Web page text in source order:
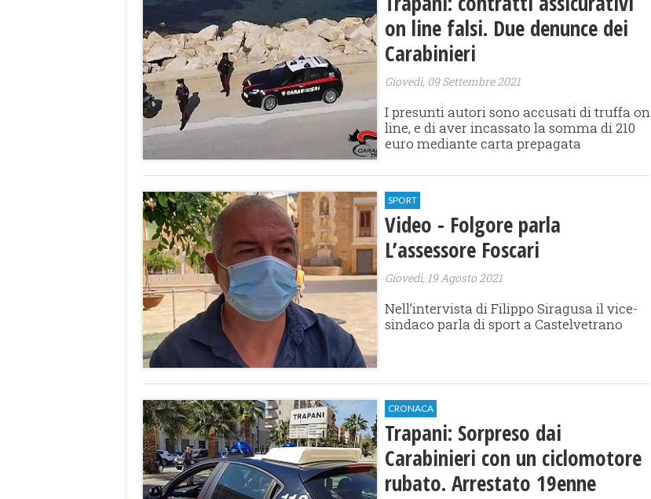
on line falsi. Due denunce dei
Carabinieri
Giovedì, 09 Settembre 2021
I presunti autori sono accusati di truffa on
line, e di aver incassato la somma di 210
euro mediante carta prepagata
SPORT
Video - Folgore parla
L’assessore Foscari
Giovedì, 19 Agosto 2021
Nell’intervista di Filippo Siragusa il vice-
sindaco parla di sport a Castelvetrano
CRONACA
Trapani: Sorpreso dai
Carabinieri con un ciclomotore
rubato. Arrestato 19enne